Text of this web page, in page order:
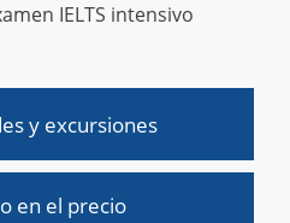
y excursiones
en el precio
IELTS intensivo